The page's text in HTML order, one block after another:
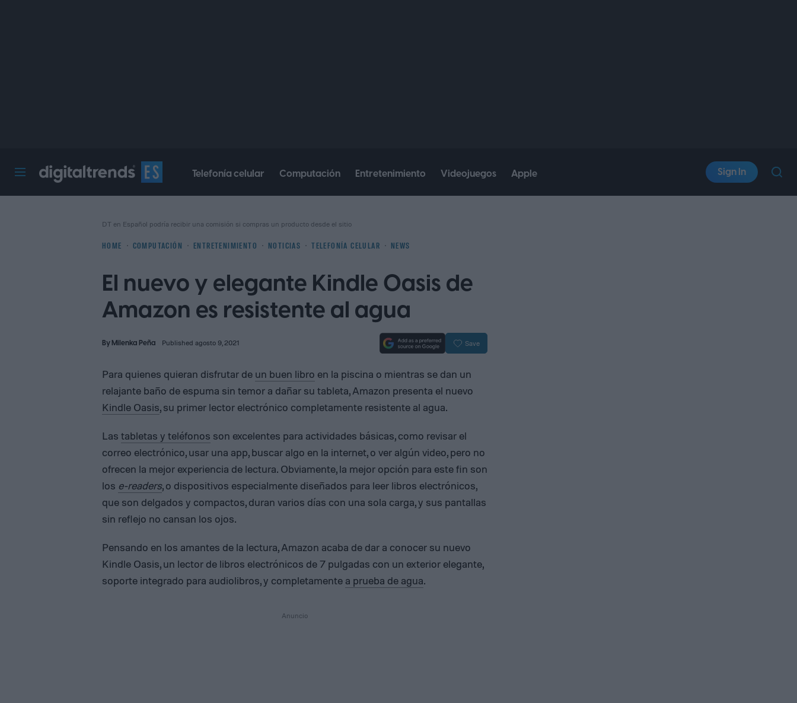
Telefonía celular Computación Entretenimiento Videojuegos Apple Sign In
HOME COMPUTACIÓN ENTRETENIMIENTO NOTICIAS TELEFONÍA CELULAR NEWS
DT en Español podría recibir una comisión si compras un producto desde el sitio
El nuevo y elegante Kindle Oasis de
Amazon es resistente al agua
ByMilenka Peña Published agosto 9, 2021 Save
Para quienes quieran disfrutar de un buen libro en la piscina o mientras se dan un
relajante baño de espuma sin temor a dañar su tableta, Amazon presenta el nuevo
Kindle Oasis, su primer lector electrónico completamente resistente al agua.
Las tabletas y teléfonos son excelentes para actividades básicas, como revisar el
correo electrónico, usar una app, buscar algo en la internet, o ver algún video, pero no
ofrecen la mejor experiencia de lectura. Obviamente, la mejor opción para este fin son
los e-readers, o dispositivos especialmente diseñados para leer libros electrónicos,
que son delgados y compactos, duran varios días con una sola carga, y sus pantallas
sin reflejo no cansan los ojos.
Pensando en los amantes de la lectura, Amazon acaba de dar a conocer su nuevo
Kindle Oasis, un lector de libros electrónicos de 7 pulgadas con un exterior elegante,
soporte integrado para audiolibros, y completamente a prueba de agua.